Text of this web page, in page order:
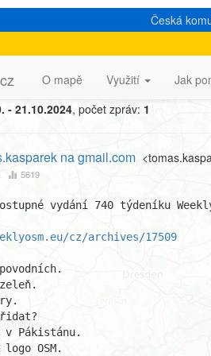
Česká
O mapě Využití Jak
WeeklyOSM CZ
- 21.10.2024, počet zpráv: 1
na gmail.com
5619
vydání 740 týdeníku
cz/archives/17509
v Pákistánu.
OSM.